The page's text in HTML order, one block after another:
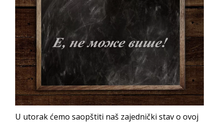
U utorak ćemo saopštiti naš zajednički stav o ovoj